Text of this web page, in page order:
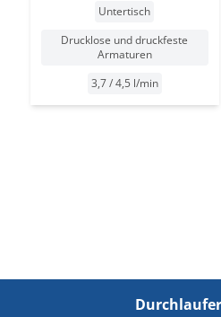
Untertisch
Drucklose und druckfeste
Armaturen
3,7 / 4,5 l/min